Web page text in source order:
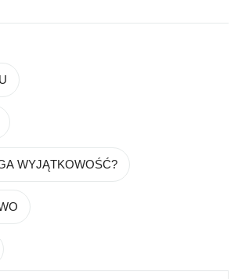
WYJĄTKOWOŚĆ?